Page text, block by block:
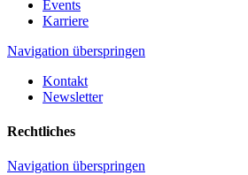
Events
Karriere
Navigation überspringen
Kontakt
Newsletter
Rechtliches
Navigation überspringen